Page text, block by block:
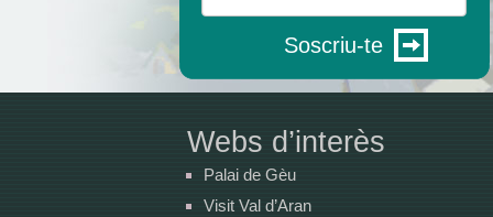
Soscriu-te
Webs d’interès
Palai de Gèu
Visit Val d’Aran